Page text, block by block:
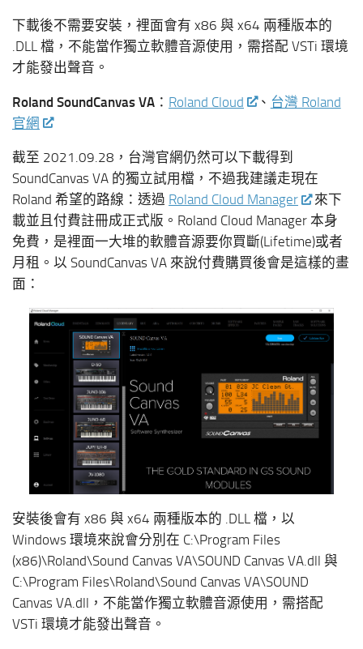
下載後不需要安裝，裡面會有 x86 與 x64 兩種版本的
.DLL 檔，不能當作獨立軟體音源使用，需搭配 VSTi 環境
才能發出聲音。
Roland SoundCanvas VA ： Roland Cloud 、 台灣 Roland
官網
截至 2021.09.28，台灣官網仍然可以下載得到
SoundCanvas VA 的獨立試用檔，不過我建議走現在
Roland 希望的路線：透過 Roland Cloud Manager
來下
載並且付費註冊成正式版。Roland Cloud Manager 本身
免費，是裡面一大堆的軟體音源要你買斷(Lifetime)或者
月租。以 SoundCanvas VA 來說付費購買後會是這樣的畫
面：
安裝後會有 x86 與 x64 兩種版本的 .DLL 檔，以
Windows 環境來說會分別在 C:\Program Files
(x86)\Roland\Sound Canvas VA\SOUND Canvas VA.dll 與
C:\Program Files\Roland\Sound Canvas VA\SOUND
Canvas VA.dll，不能當作獨立軟體音源使用，需搭配
VSTi 環境才能發出聲音。